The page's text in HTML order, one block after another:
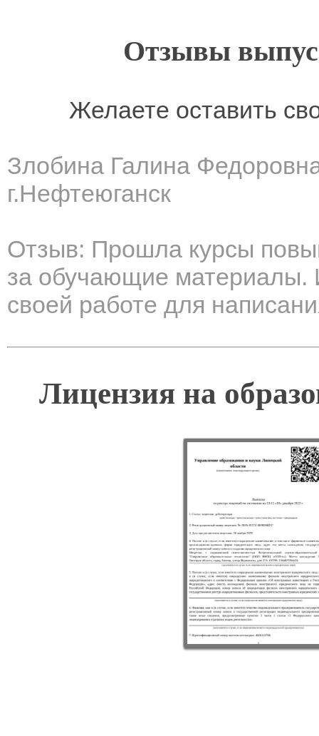
Отзывы
Желаете оставить
Злобина Галина
г.Нефтеюганск
Отзыв: Прошла курсы
за обучающие материалы.
своей работе для
Лицензия на